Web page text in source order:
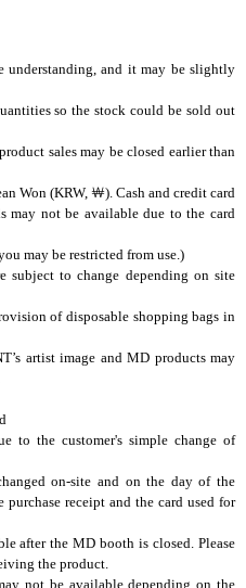
understanding, and it may be slightly
so the stock could be sold out
sales may be closed earlier than
Won (KRW, ￦). Cash and credit card
may not be available due to the card
may be restricted from use.)
subject to change depending on site
of disposable shopping bags in
artist image and MD products may
to the customer's simple change of
on-site and on the day of the
purchase receipt and the card used for
after the MD booth is closed. Please
the product.
not be available depending on the